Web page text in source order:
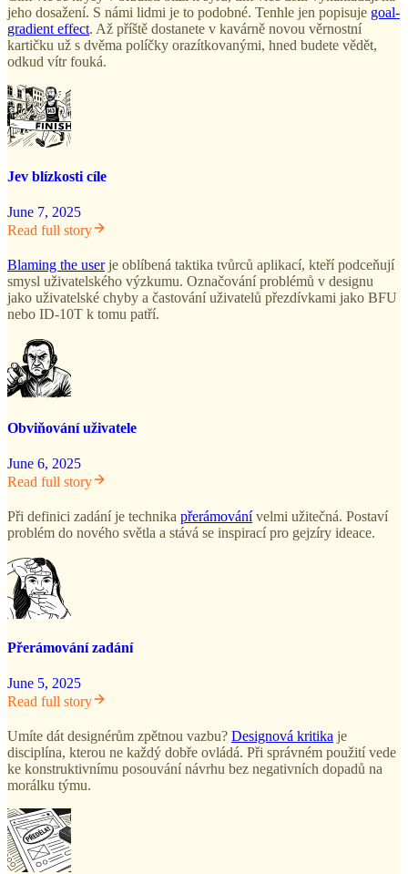
jeho dosažení. S námi lidmi je to podobné. Tenhle jen popisuje goal-
gradient effect. Až příště dostanete v kavárně novou věrnostní
kartičku už s dvěma políčky orazítkovanými, hned budete vědět,
odkud vítr fouká.
Jev blízkosti cíle
June 7, 2025
Read full story
Blaming the userje oblíbená taktika tvůrců aplikací, kteří podceňují
smysl uživatelského výzkumu. Označování problémů v designu
jako uživatelské chyby a častování uživatelů přezdívkami jako BFU
nebo ID-10T k tomu patří.
Obviňování uživatele
June 6, 2025
Read full story
Při definici zadání je technika přerámování velmi užitečná. Postaví
problém do nového světla a stává se inspirací pro gejzíry ideace.
Přerámování zadání
June 5, 2025
Read full story
Umíte dát designérům zpětnou vazbu? Designová kritika je
disciplína, kterou ne každý dobře ovládá. Při správném použití vede
ke konstruktivnímu posouvání návrhu bez negativních dopadů na
morálku týmu.